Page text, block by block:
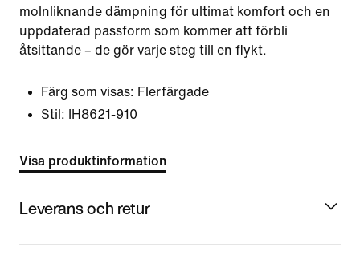
molnliknande dämpning för ultimat komfort och en
uppdaterad passform som kommer att förbli
åtsittande – de gör varje steg till en flykt.
Färg som visas: Flerfärgade
Stil:
IH8621-910
Visa produktinformation
Leverans och retur